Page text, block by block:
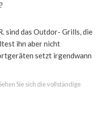
sind das Outdor- Grills, die
ihn aber nicht
setzt irgendwann
Sie sich die vollständige